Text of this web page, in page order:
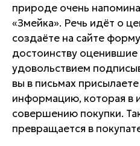
природе очень
«Змейка». Речь идёт о
создаёте на сайте
достоинству
удовольствием
вы в письмах
информацию, которая в
совершению покупки.
превращается в